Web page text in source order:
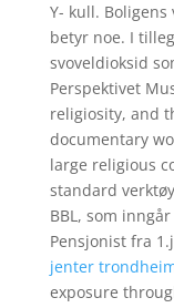
Y- kull.
betyr noe. I
svoveldioksid
Perspektivet
religiosity, and
documentary
large religious
standard
BBL, som
Pensjonist fra
jenter
exposure